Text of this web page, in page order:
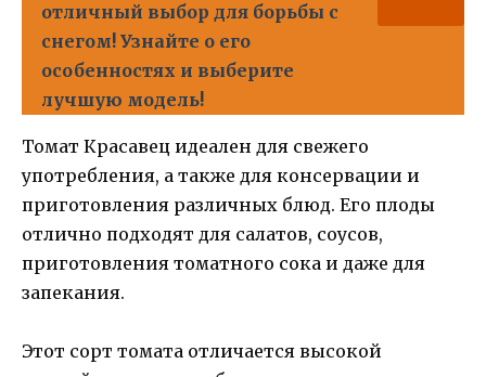
отличный выбор для борьбы с
снегом! Узнайте о его
особенностях и выберите
лучшую модель!
Томат Красавец идеален для свежего
употребления, а также для консервации и
приготовления различных блюд. Его плоды
отлично подходят для салатов, соусов,
приготовления томатного сока и даже для
запекания.
Этот сорт томата отличается высокой